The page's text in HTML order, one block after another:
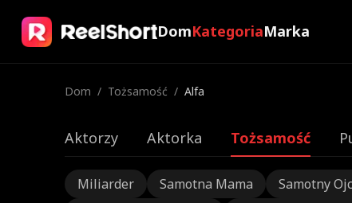
DomKategoriaMarka
Dom / Tożsamość / Alfa
Aktorzy Aktorka Tożsamość
Miliarder Samotna Mama Samotny